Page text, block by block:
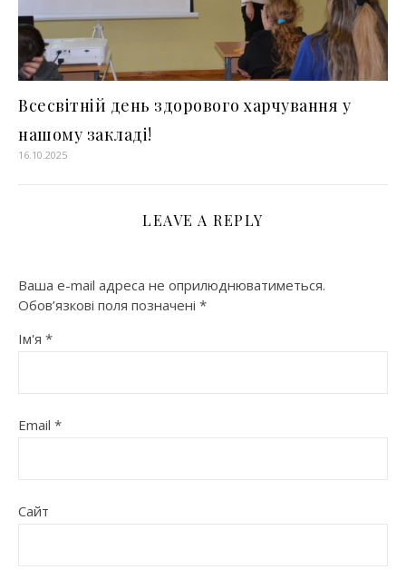
Всесвітній день здорового харчування у
нашому закладі!
16.10.2025
LEAVE A REPLY
Ваша e-mail адреса не оприлюднюватиметься.
Обов’язкові поля позначені *
Ім'я *
Email *
Сайт